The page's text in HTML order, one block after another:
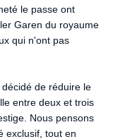
le passe ont
Garen du royaume
qui n'ont pas
de réduire le
entre deux et trois
Nous pensons
exclusif, tout en